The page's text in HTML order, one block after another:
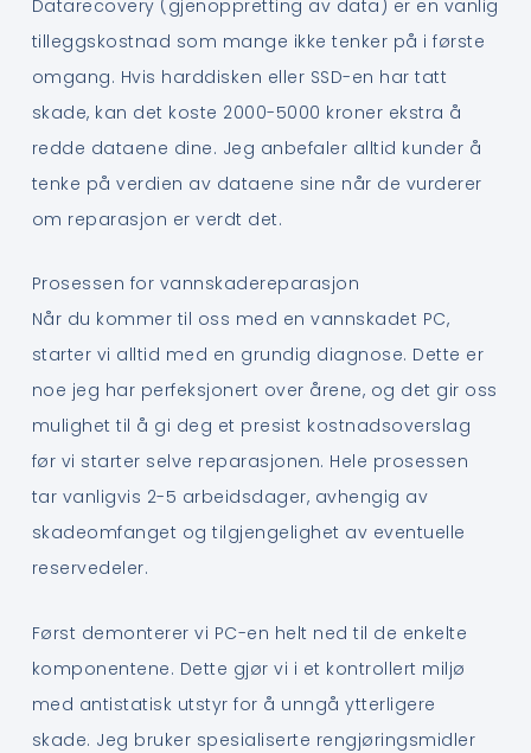
Datarecovery (gjenoppretting av data) er en vanlig
tilleggskostnad som mange ikke tenker på i første
omgang. Hvis harddisken eller SSD-en har tatt
skade, kan det koste 2000-5000 kroner ekstra å
redde dataene dine. Jeg anbefaler alltid kunder å
tenke på verdien av dataene sine når de vurderer
om reparasjon er verdt det.
Prosessen for vannskadereparasjon
Når du kommer til oss med en vannskadet PC,
starter vi alltid med en grundig diagnose. Dette er
noe jeg har perfeksjonert over årene, og det gir oss
mulighet til å gi deg et presist kostnadsoverslag
før vi starter selve reparasjonen. Hele prosessen
tar vanligvis 2-5 arbeidsdager, avhengig av
skadeomfanget og tilgjengelighet av eventuelle
reservedeler.
Først demonterer vi PC-en helt ned til de enkelte
komponentene. Dette gjør vi i et kontrollert miljø
med antistatisk utstyr for å unngå ytterligere
skade. Jeg bruker spesialiserte rengjøringsmidler